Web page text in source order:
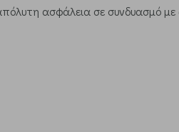
ασφάλεια σε συνδυασμό με